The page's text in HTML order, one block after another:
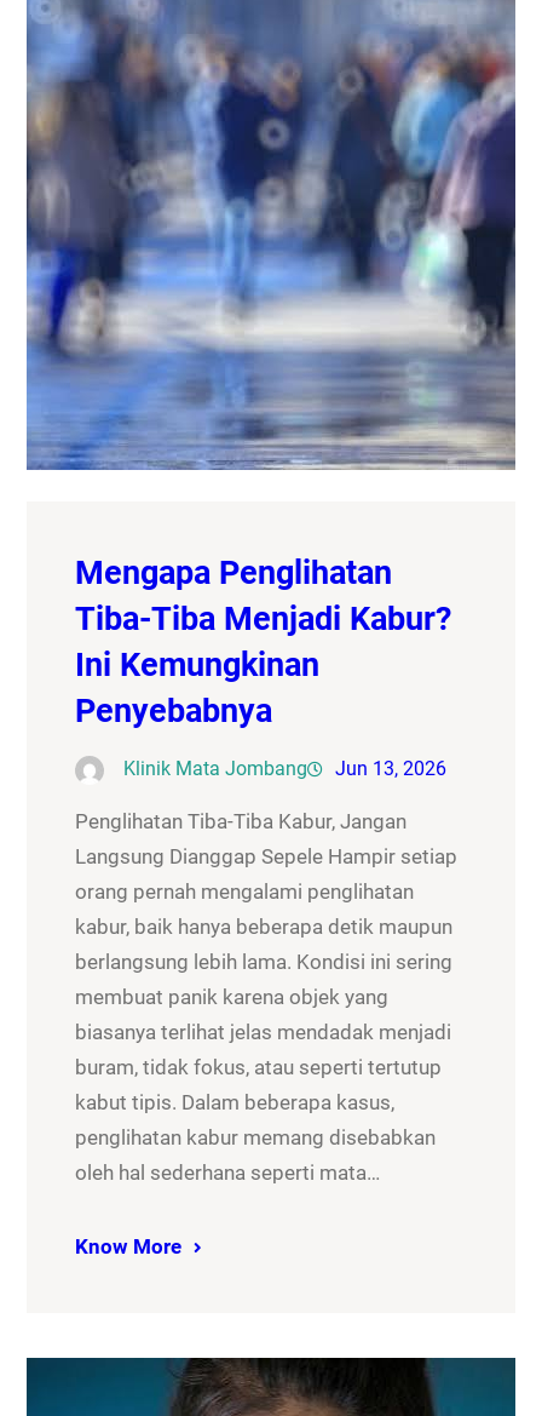
Mengapa Penglihatan
Tiba-Tiba Menjadi Kabur?
Ini Kemungkinan
Penyebabnya
Klinik Mata Jombang Jun 13, 2026
Penglihatan Tiba-Tiba Kabur, Jangan
Langsung Dianggap Sepele Hampir setiap
orang pernah mengalami penglihatan
kabur, baik hanya beberapa detik maupun
berlangsung lebih lama. Kondisi ini sering
membuat panik karena objek yang
biasanya terlihat jelas mendadak menjadi
buram, tidak fokus, atau seperti tertutup
kabut tipis. Dalam beberapa kasus,
penglihatan kabur memang disebabkan
oleh hal sederhana seperti mata…
Know More